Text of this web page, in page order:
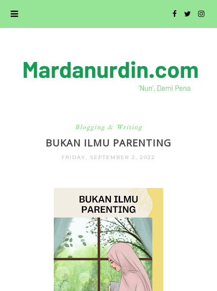
Blogging & Writing
BUKAN ILMU PARENTING
FRIDAY, SEPTEMBER 2, 2022